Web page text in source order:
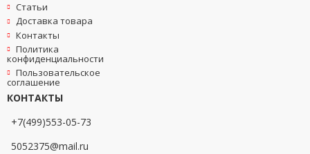
Статьи
Доставка товара
Контакты
Политика
конфиденциальности
Пользовательское
соглашение
КОНТАКТЫ
+7(499)553-05-73
5052375@mail.ru